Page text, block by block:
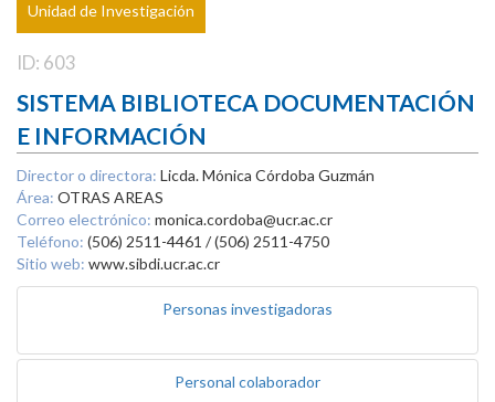
Unidad de Investigación
ID: 603
SISTEMA BIBLIOTECA DOCUMENTACIÓN
E INFORMACIÓN
Director o directora: Licda. Mónica Córdoba Guzmán
Área: OTRAS AREAS
Correo electrónico: monica.cordoba@ucr.ac.cr
Teléfono: (506) 2511-4461 / (506) 2511-4750
Sitio web: www.sibdi.ucr.ac.cr
Personas investigadoras
Personal colaborador